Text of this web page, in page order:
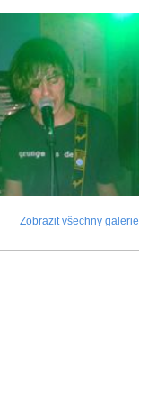
Zobrazit všechny galerie